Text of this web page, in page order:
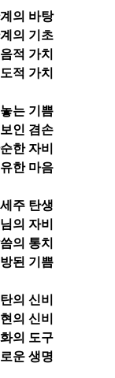
의 바탕
의 기초
적 가치
적 가치
는 기쁨
인 겸손
한 자비
한 마음
주 탄생
의 자비
의 통치
된 기쁨
의 신비
의 신비
의 도구
운 생명